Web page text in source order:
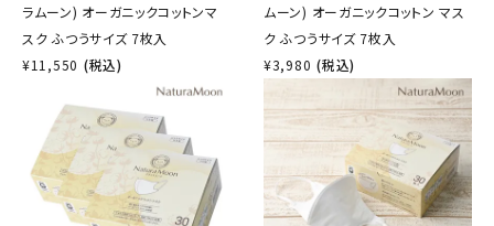
ラムーン) オーガニックコットンマ
スク ふつうサイズ 7枚入
¥11,550 (税込)
ムーン) オーガニックコットン マス
ク ふつうサイズ 7枚入
¥3,980 (税込)